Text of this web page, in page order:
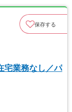
保存する
宅業務なし／パ